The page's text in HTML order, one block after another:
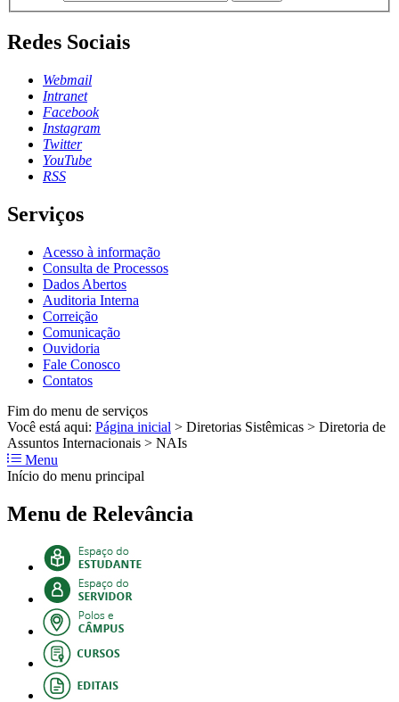
Redes Sociais
Webmail
Intranet
Facebook
Instagram
Twitter
YouTube
RSS
Serviços
Acesso à informação
Consulta de Processos
Dados Abertos
Auditoria Interna
Correição
Comunicação
Ouvidoria
Fale Conosco
Contatos
Fim do menu de serviços
Você está aqui: Página inicial > Diretorias Sistêmicas > Diretoria de
Assuntos Internacionais > NAIs
Menu
Início do menu principal
Menu de Relevância